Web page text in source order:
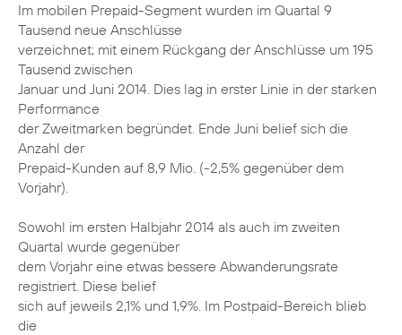
Im mobilen Prepaid-Segment wurden im Quartal 9
Tausend neue Anschlüsse
verzeichnet; mit einem Rückgang der Anschlüsse um 195
Tausend zwischen
Januar und Juni 2014. Dies lag in erster Linie in der starken
Performance
der Zweitmarken begründet. Ende Juni belief sich die
Anzahl der
Prepaid-Kunden auf 8,9 Mio. (-2,5% gegenüber dem
Vorjahr).
Sowohl im ersten Halbjahr 2014 als auch im zweiten
Quartal wurde gegenüber
dem Vorjahr eine etwas bessere Abwanderungsrate
registriert. Diese belief
sich auf jeweils 2,1% und 1,9%. Im Postpaid-Bereich blieb
die